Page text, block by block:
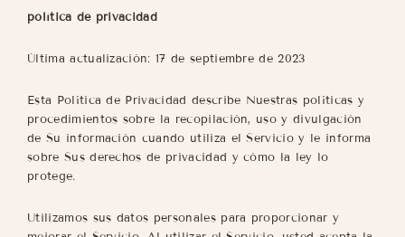
política de privacidad
Última actualización: 17 de septiembre de 2023
Esta Política de Privacidad describe Nuestras políticas y
procedimientos sobre la recopilación, uso y divulgación
de Su información cuando utiliza el Servicio y le informa
sobre Sus derechos de privacidad y cómo la ley lo
protege.
Utilizamos sus datos personales para proporcionar y